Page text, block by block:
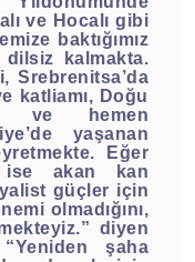
ve Hocalı gibi
baktığımız
kalmakta.
Srebrenitsa’da
katliamı, Doğu
ve hemen
yaşanan
Eğer
akan kan
güçler için
olmadığını,
diyen
“Yeniden şaha